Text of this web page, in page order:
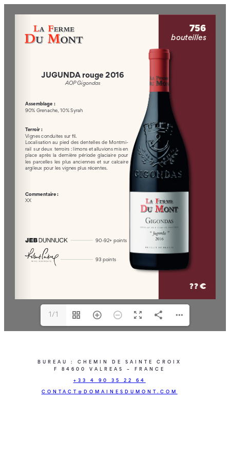
1/1
BUREAU : CHEMIN DE SAINTE CROIX
F 84600 VALREAS – FRANCE
+33 4 90 35 22 64
CONTACT@DOMAINESDUMONT.COM